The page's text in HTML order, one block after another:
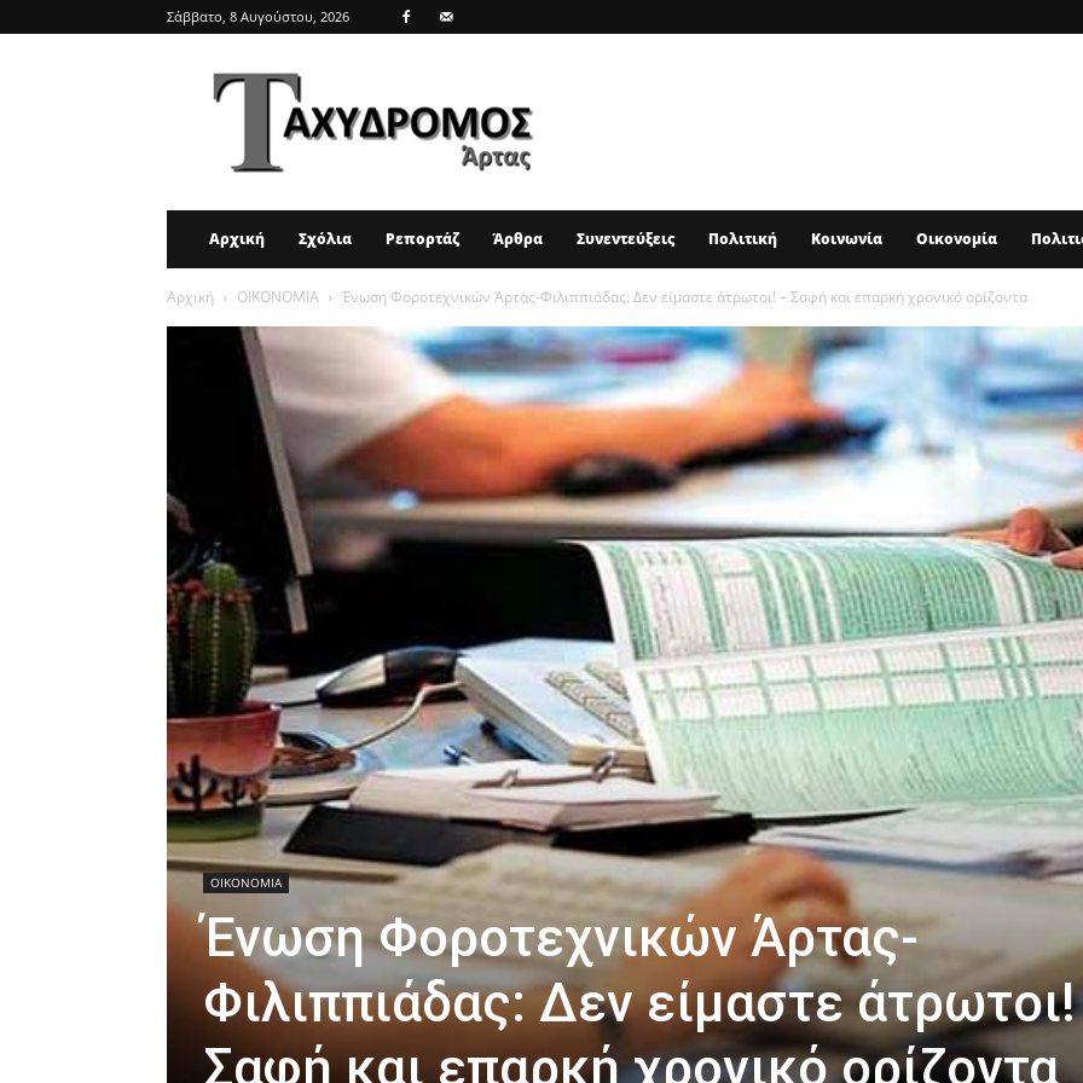
Σάββατο, 8 Αυγούστου, 2026
ΤΑΧΥΔΡΟΜΟΣ
Αρχική Σχόλια Ρεπορτάζ Άρθρα Συνεντεύξεις Πολιτική Κοινωνία Οικονομία
Αρχική ΟΙΚΟΝΟΜΙΑ Ένωση Φοροτεχνικών Άρτας-Φιλιππιάδας: Δεν είμαστε άτρωτοι! – Σαφή και επαρκή χρονικό ορίζοντα
ΟΙΚΟΝΟΜΙΑ
Ένωση Φοροτεχνικών Άρτας-
Φιλιππιάδας: Δεν είμαστε
Σαφή και επαρκή χρονικό ορίζοντα